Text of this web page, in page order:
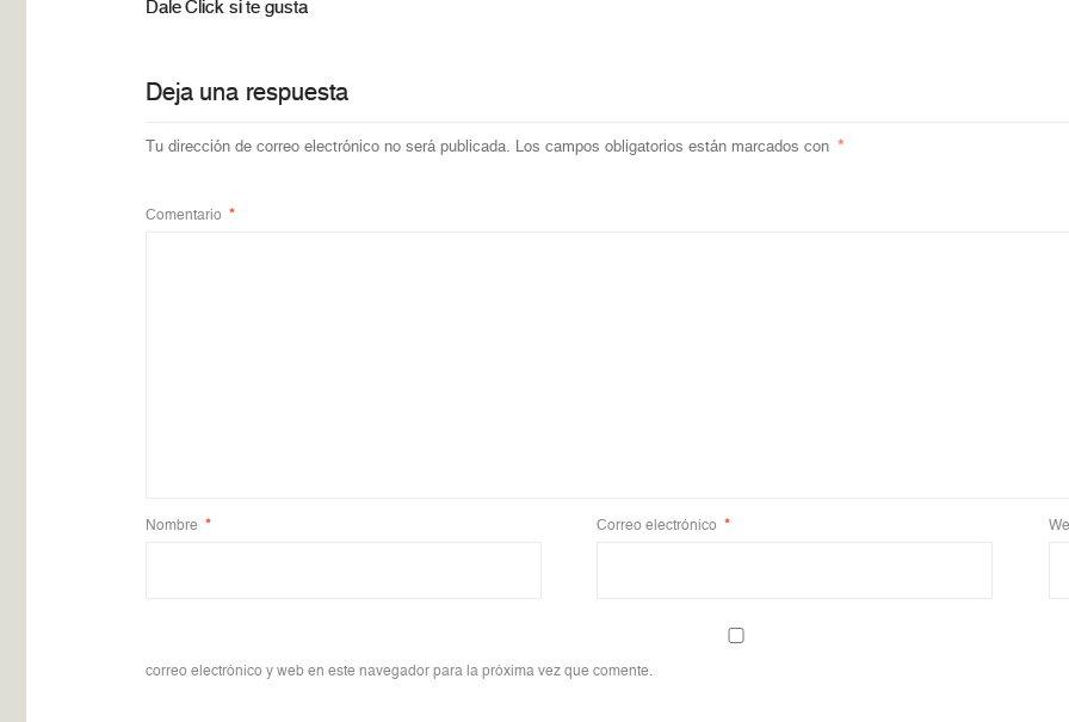
Dale Click si te gusta
Deja una respuesta
Tu dirección de correo electrónico no será publicada. Los campos obligatorios están marcados con *
Comentario *
Nombre * Correo electrónico *
correo electrónico y web en este navegador para la próxima vez que comente.